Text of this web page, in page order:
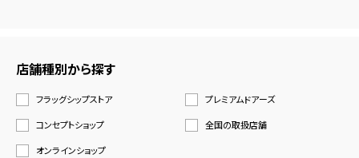
店舗種別から探す
フラッグシップストア
プレミアムドアーズ
コンセプトショップ
全国の取扱店舗
オンラインショップ